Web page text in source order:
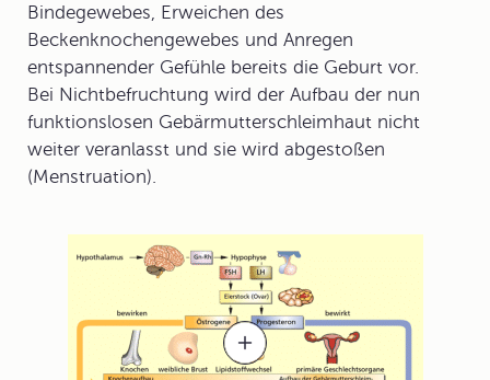
Bindegewebes, Erweichen des
Beckenknochengewebes und Anregen
entspannender Gefühle bereits die Geburt vor.
Bei Nichtbefruchtung wird der Aufbau der nun
funktionslosen Gebärmutterschleimhaut nicht
weiter veranlasst und sie wird abgestoßen
(Menstruation).